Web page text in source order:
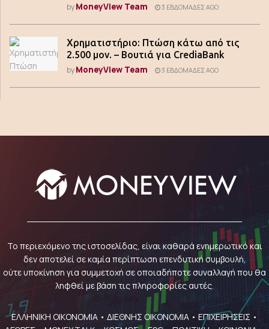
byMoneyView Team 3 ΕΒΔΟΜΆΔΕΣ AGO
Χρηματιστήριο: Πτώση κάτω από τις
2.500 μον. – Βουτιά για CrediaBank
byMoneyView Team 3 ΕΒΔΟΜΆΔΕΣ AGO
Το περιεχόμενο της ιστοσελίδας, είναι καθαρά ενημερωτικό και
δεν αποτελεί σε καμία περίπτωση επενδυτική συμβουλή,
ούτε υποκίνηση για συμμετοχή σε οποιαδήποτε συναλλαγή που θα
ληφθεί με βάση τις πληροφορίες αυτές.
ΕΛΛΗΝΙΚΗ ΟΙΚΟΝΟΜΙΑ •ΔΙΕΘΝΗΣ ΟΙΚΟΝΟΜΙΑ • ΕΠΙΧΕΙΡΗΣΕΙΣ •